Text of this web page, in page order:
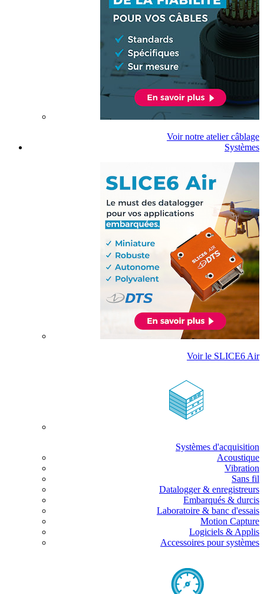
Voir notre atelier câblage
Systèmes
Voir le SLICE6 Air
Systèmes d'acquisition
Acoustique
Vibration
Sans fil
Datalogger & enregistreurs
Embarqués & durcis
Laboratoire & banc d'essais
Motion Capture
Logiciels & Applis
Accessoires pour systèmes